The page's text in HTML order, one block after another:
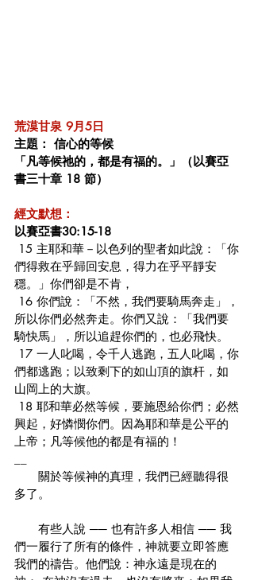
荒漠甘泉 9月5日
主題： 信心的等候
「凡等候祂的，都是有福的。」（以賽亞
書三十章 18 節）
經文默想：
以賽亞書30:15-18
15 主耶和華－以色列的聖者如此說：「你
們得救在乎歸回安息，得力在乎平靜安
穩。」你們卻是不肯，
16 你們說：「不然，我們要騎馬奔走」，
所以你們必然奔走。你們又說：「我們要
騎快馬」，所以追趕你們的，也必飛快。
17 一人叱喝，令千人逃跑，五人叱喝，你
們都逃跑；以致剩下的如山頂的旗杆，如
山岡上的大旗。
18 耶和華必然等候，要施恩給你們；必然
興起，好憐憫你們。因為耶和華是公平的
上帝；凡等候他的都是有福的！
關於等候神的真理，我們已經聽得很
多了。
有些人說 ── 也有許多人相信 ── 我
們一履行了所有的條件，神就要立即答應
我們的禱告。他們說：神永遠是現在的